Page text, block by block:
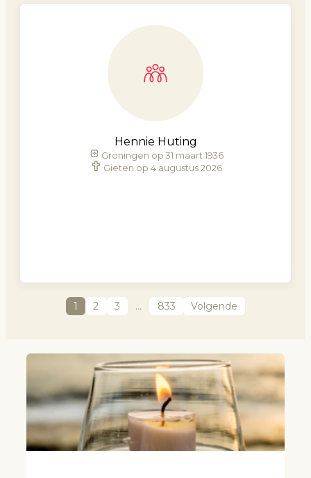
Hennie Huting
Groningen op 31 maart 1936
Gieten op 4 augustus 2026
1 2 3 … 833 Volgende